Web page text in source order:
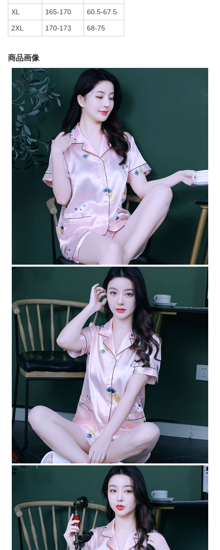
XL 165-170 60.5-67.5
2XL 170-173 68-75
商品画像